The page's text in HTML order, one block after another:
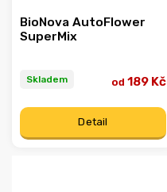
BioNova AutoFlower
SuperMix
Skladem od 189 Kč
Detail